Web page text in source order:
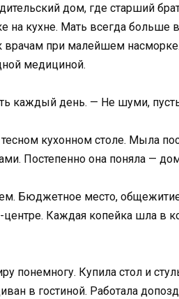
дом, где старший
на кухне. Мать всегда больше
при малейшем насморке.
медициной.
каждый день. — Не шуми, пусть
кухонном столе. Мыла
Постепенно она поняла —
Бюджетное место,
Каждая копейка шла в
понемногу. Купила стол и
в гостиной. Работала